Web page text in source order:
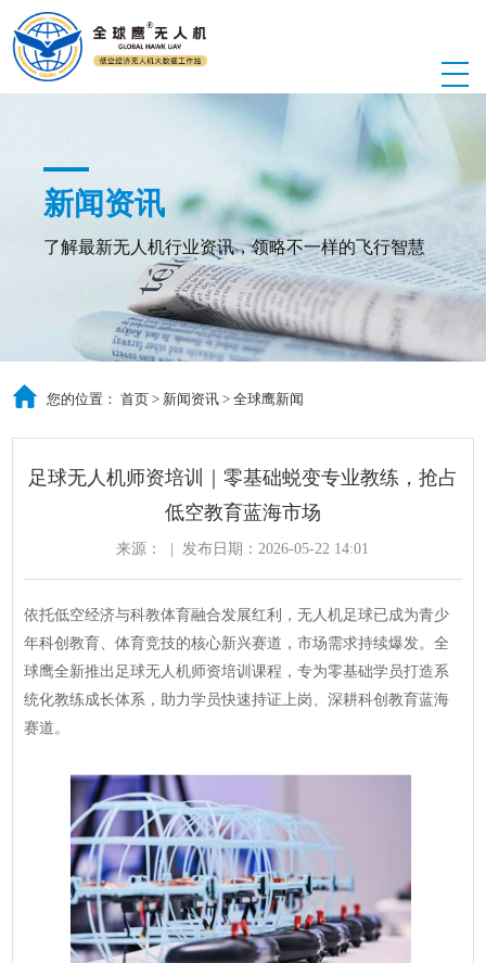
新闻资讯
了解最新无人机行业资讯，领略不一样的飞行智慧
您的位置：首页 > 新闻资讯 >全球鹰新闻
足球无人机师资培训｜零基础蜕变专业教练，抢占
低空教育蓝海市场
来源： 发布日期：2026-05-22 14:01
依托低空经济与科教体育融合发展红利，无人机足球已成为青少
年科创教育、体育竞技的核心新兴赛道，市场需求持续爆发。全
球鹰全新推出足球无人机师资培训课程，专为零基础学员打造系
统化教练成长体系，助力学员快速持证上岗、深耕科创教育蓝海
赛道。